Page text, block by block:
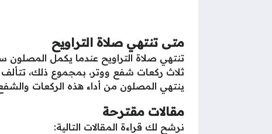
متى تنتهي صلاة التراويح
تنتهي صلاة التراويح عندما يكمل المصلون
ينتهي المصلون من أداء هذه الركعات
مقالات مقترحة
نرشح لك قراءة المقالات التالية: